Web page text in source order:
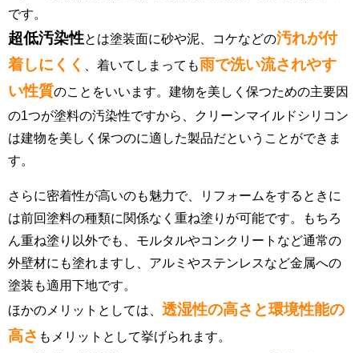
です。
超低汚染性とは塗装面に砂や泥、コケなどの汚れが付
着しにくく
、着いてしまっても雨で洗い流されやす
い性質のことをいいます。建物を美しく保つための主要因
の1つが塗料の汚染性ですから、クリーンマイルドシリコン
は建物を美しく保つのに適した製品だということができま
す。
さらに密着性が高いのも魅力で、リフォームをするときに
は前回塗料の種類に関係なく重ね塗りが可能です。もちろ
ん重ね塗り以外でも、モルタルやコンクリートなど通常の
外壁材にも塗れますし、アルミやステンレスなど金属への
塗装も適用下地です。
ほかのメリットとしては、 透湿性の高さと環境性能の
高さ もメリットとして挙げられます。